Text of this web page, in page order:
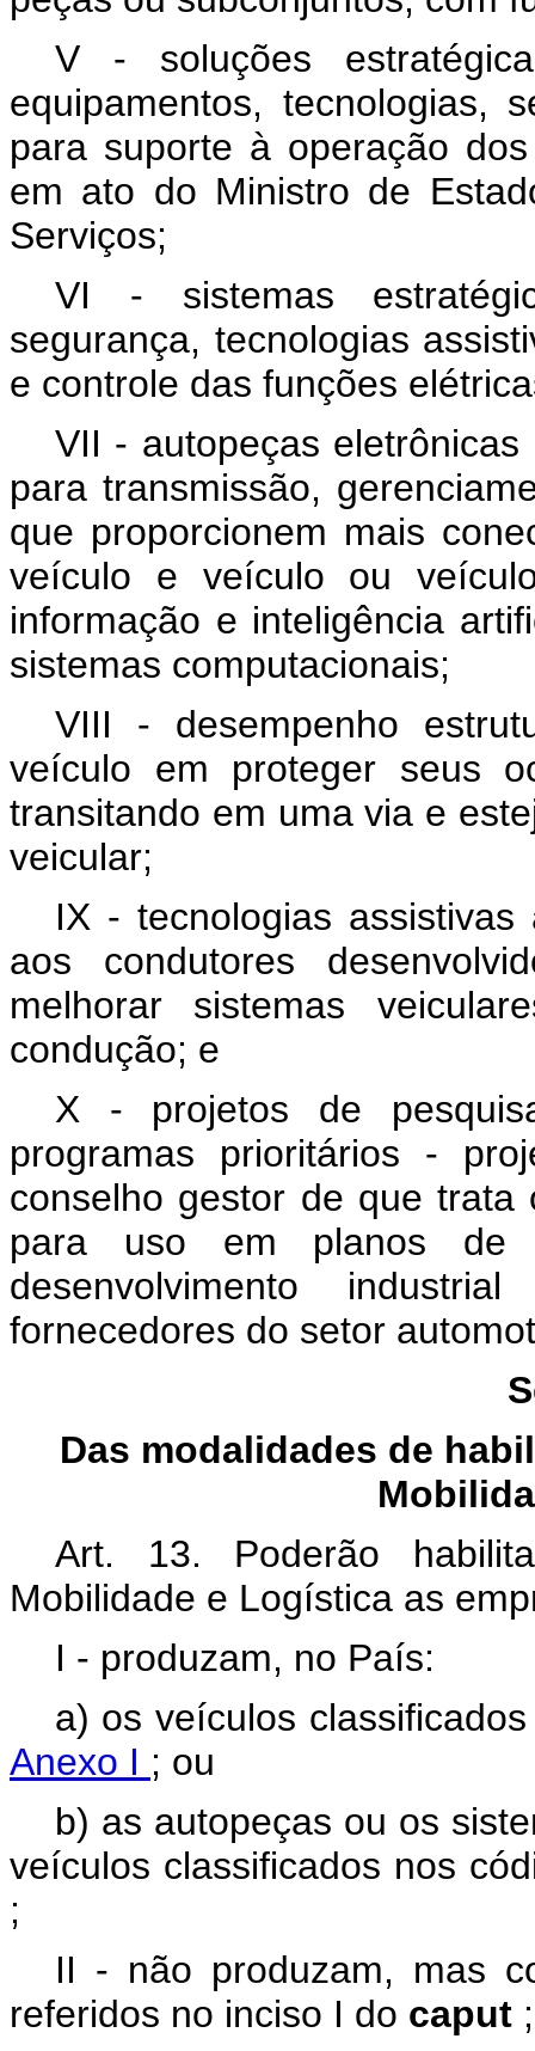
V - soluções
equipamentos, tecnologias,
para suporte à operação
em ato do Ministro de
Serviços;
VI - sistemas
segurança, tecnologias
e controle das funções
VII - autopeças
para transmissão,
que proporcionem mais
veículo e veículo ou
informação e inteligência
sistemas computacionais;
VIII - desempenho
veículo em proteger seus
transitando em uma via e
veicular;
IX - tecnologias
aos condutores
melhorar sistemas
condução; e
X - projetos de
programas prioritários -
conselho gestor de que
para uso em planos de
desenvolvimento
fornecedores do setor
Das modalidades de
Art. 13. Poderão
Mobilidade e Logística as
I - produzam, no País:
a) os veículos
Anexo I ; ou
b) as autopeças ou os
veículos classificados nos
;
II - não produzam, mas
referidos no inciso I do caput